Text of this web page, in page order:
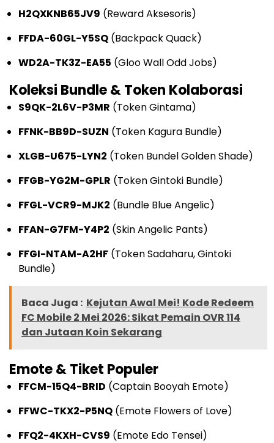
H2QXKNB65JV9 (Reward Aksesoris)
FFDA-60GL-Y5SQ (Backpack Quack)
WD2A-TK3Z-EA55 (Gloo Wall Odd Jobs)
Koleksi Bundle & Token Kolaborasi
S9QK-2L6V-P3MR (Token Gintama)
FFNK-BB9D-SUZN (Token Kagura Bundle)
XLGB-U675-LYN2 (Token Bundel Golden Shade)
FFGB-YG2M-GPLR (Token Gintoki Bundle)
FFGL-VCR9-MJK2 (Bundle Blue Angelic)
FFAN-G7FM-Y4P2 (Skin Angelic Pants)
FFGI-NTAM-A2HF (Token Sadaharu, Gintoki
Bundle)
Baca Juga : Kejutan Awal Mei! Kode Redeem
FC Mobile 2 Mei 2026: Sikat Pemain OVR 114
dan Jutaan Koin Sekarang
Emote & Tiket Populer
FFCM-15Q4-BRID (Captain Booyah Emote)
FFWC-TKX2-P5NQ (Emote Flowers of Love)
FFQ2-4KXH-CVS9 (Emote Edo Tensei)